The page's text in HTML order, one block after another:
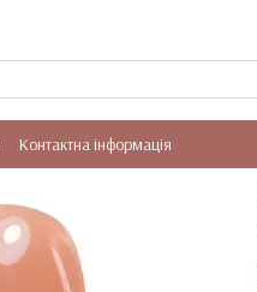
Контактна інформація